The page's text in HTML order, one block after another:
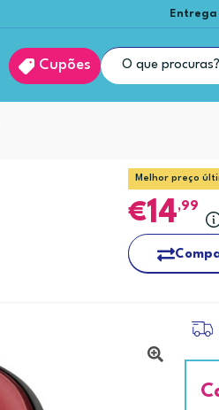
Cupões
Melhor preço
14,99